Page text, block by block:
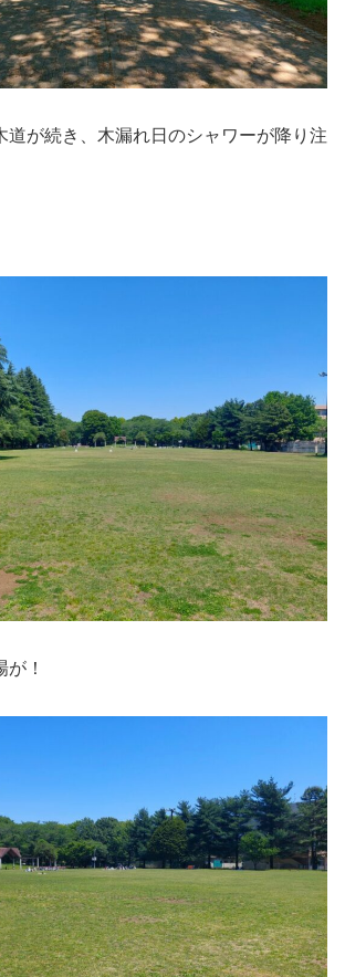
道が続き、木漏れ日のシャワーが降り注
！